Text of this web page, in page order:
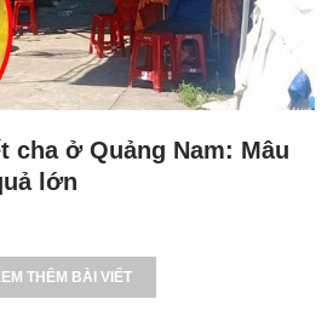
cha ở Quảng Nam: Mâu
lớn
THÊM BÀI VIẾT